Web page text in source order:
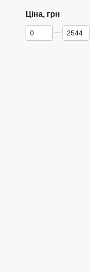
Ціна, грн
Від Ціна, грн
До Ціна, грн